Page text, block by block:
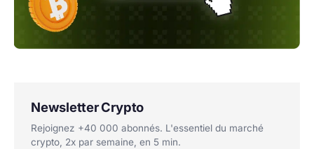
Newsletter Crypto
Rejoignez +40 000 abonnés. L'essentiel du marché
crypto, 2x par semaine, en 5 min.